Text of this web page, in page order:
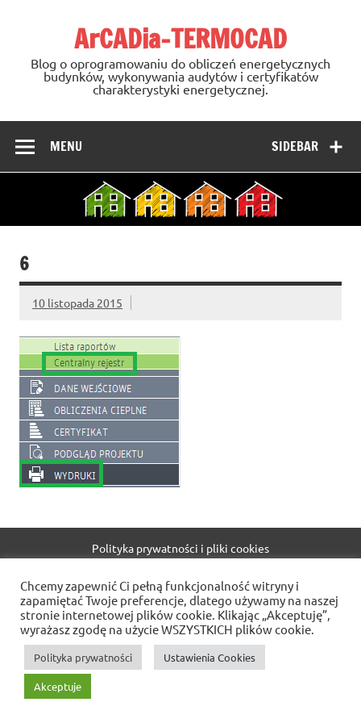
ArCADia-TERMOCAD
Blog o oprogramowaniu do obliczeń energetycznych
budynków, wykonywania audytów i certyfikatów
charakterystyki energetycznej.
SIDEBAR
MENU
6
10 listopada 2015
Polityka prywatności i pliki cookies
WordPress Theme: Dynamic News by ThemeZee.
Chcemy zapewnić Ci pełną funkcjonalność witryny i
zapamiętać Twoje preferencje, dlatego używamy na naszej
stronie internetowej plików cookie. Klikając „Akceptuję”,
wyrażasz zgodę na użycie WSZYSTKICH plików cookie.
Polityka prywatności Ustawienia Cookies
Akceptuje